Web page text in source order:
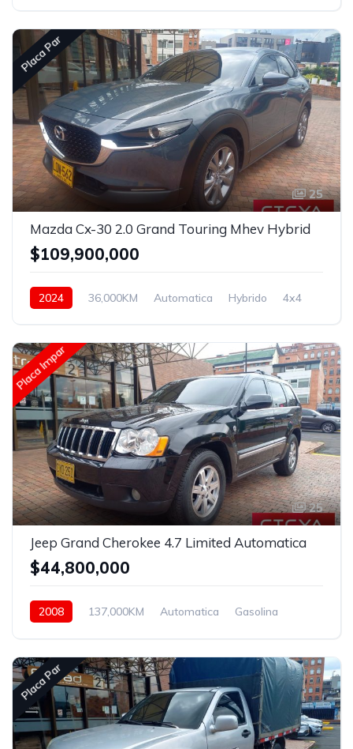
Placa Par
25
Mazda Cx-30 2.0 Grand Touring Mhev Hybrid
$109,900,000
2024 36,000KM Automatica Hybrido 4x4
Placa Impar
25
Jeep Grand Cherokee 4.7 Limited Automatica
$44,800,000
2008 137,000KM Automatica
Gasolina
Placa Par